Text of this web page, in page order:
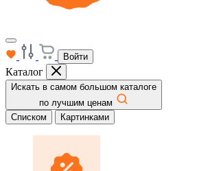
Войти
Каталог
Искать в самом большом каталоге
по лучшим ценам
Списком
Картинками